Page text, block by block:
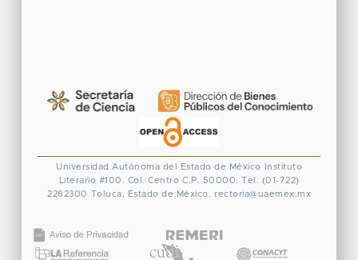
Universidad Autónoma del Estado de México
Instituto
Literario #100. Col. Centro C.P. 50000. Tel. (01-722)
2262300 Toluca, Estado de México. rectoria@uaemex.mx